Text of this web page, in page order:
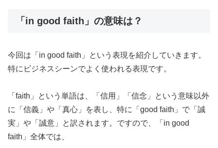
「in good faith」の意味は？
今回は「in good faith」という表現を紹介していきます。
特にビジネスシーンでよく使われる表現です。
「faith」という単語は、「信用」「信念」という意味以外
に「信義」や「真心」を表し、特に「good faith」で「誠
実」や「誠意」と訳されます。ですので、「in good
faith」全体では、